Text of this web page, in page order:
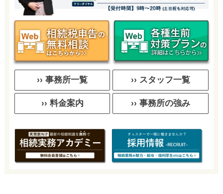
›› 事務所一覧 ›› スタッフ一覧
›› 料金案内 ›› 事務所の強み